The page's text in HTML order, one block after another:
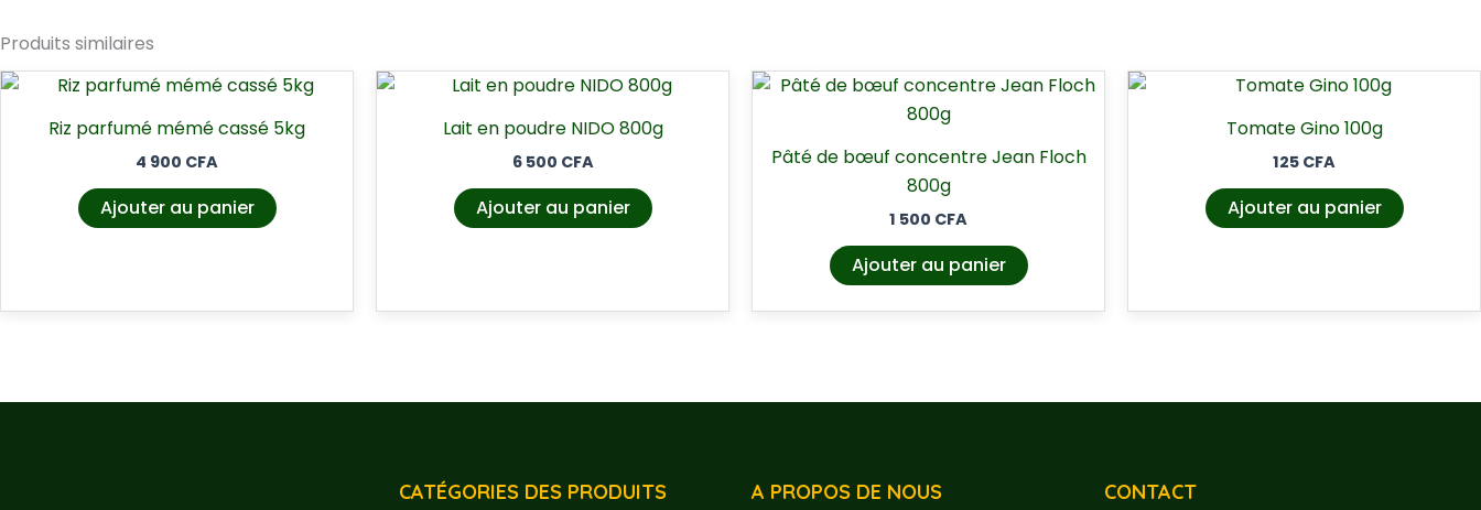
Produits similaires
Riz parfumé mémé cassé 5kg
4 900 CFA
Ajouter au panier
Lait en poudre NIDO 800g
6 500 CFA
Ajouter au panier
Pâté de bœuf concentre Jean Floch
800g
1 500 CFA
Ajouter au panier
Tomate Gino 100g
125 CFA
Ajouter au panier
CATÉGORIES DES PRODUITS A PROPOS DE NOUS CONTACT